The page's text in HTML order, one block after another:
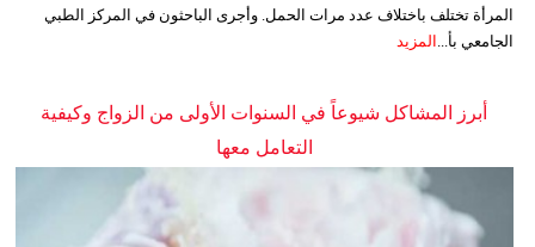
المرأة تختلف باختلاف عدد مرات الحمل. وأجرى الباحثون في المركز الطبي
الجامعي بأ... المزيد
أبرز المشاكل شيوعاً في السنوات الأولى من الزواج وكيفية
التعامل معها